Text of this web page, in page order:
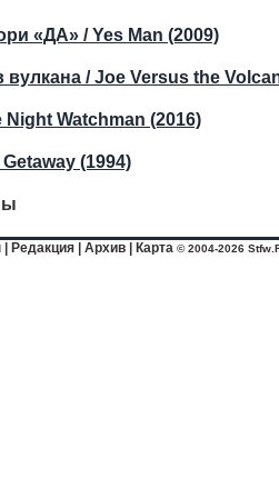
«ДА» / Yes Man (2009)
/ Joe Versus the
Night Watchman (2016)
(1994)
Редакция Архив Карта © 2004-2026